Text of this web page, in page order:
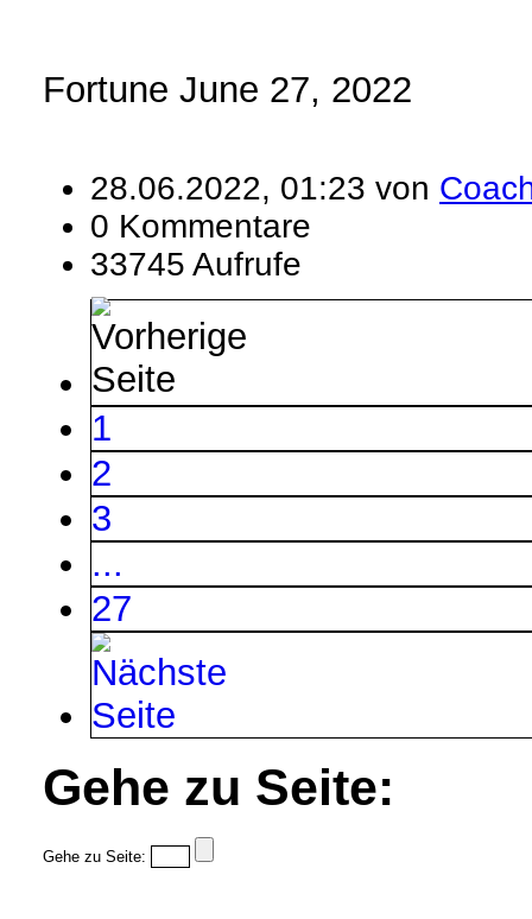
Fortune June 27, 2022
28.06.2022, 01:23 von
0 Kommentare
33745 Aufrufe
1
2
3
...
27
Gehe zu Seite:
Gehe zu Seite: